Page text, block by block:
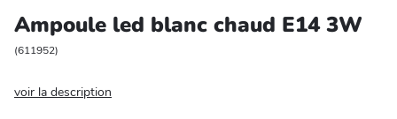
Animalerie
Bricolage et auto
Ampoule led blanc chaud E14 3W
(611952)
voir la description